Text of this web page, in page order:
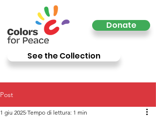
Donate
See the Collection
Post
1 giu 2025 Tempo di lettura: 1 min